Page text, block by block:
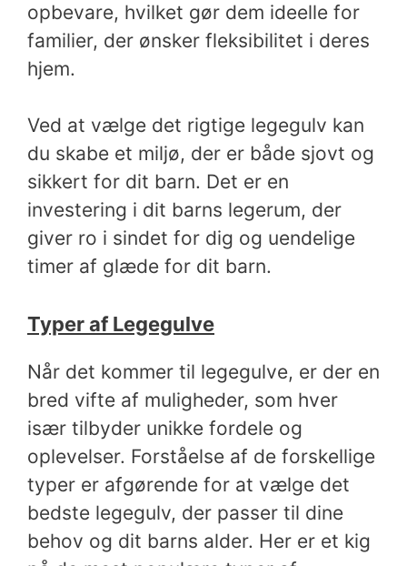
opbevare, hvilket gør dem ideelle for
familier, der ønsker fleksibilitet i deres
hjem.
Ved at vælge det rigtige legegulv kan
du skabe et miljø, der er både sjovt og
sikkert for dit barn. Det er en
investering i dit barns legerum, der
giver ro i sindet for dig og uendelige
timer af glæde for dit barn.
Typer af Legegulve
Når det kommer til legegulve, er der en
bred vifte af muligheder, som hver
især tilbyder unikke fordele og
oplevelser. Forståelse af de forskellige
typer er afgørende for at vælge det
bedste legegulv, der passer til dine
behov og dit barns alder. Her er et kig